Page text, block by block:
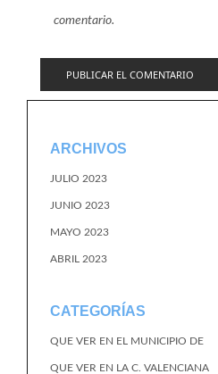
comentario.
ARCHIVOS
JULIO 2023
JUNIO 2023
MAYO 2023
ABRIL 2023
CATEGORÍAS
QUE VER EN EL MUNICIPIO DE
QUE VER EN LA C. VALENCIANA